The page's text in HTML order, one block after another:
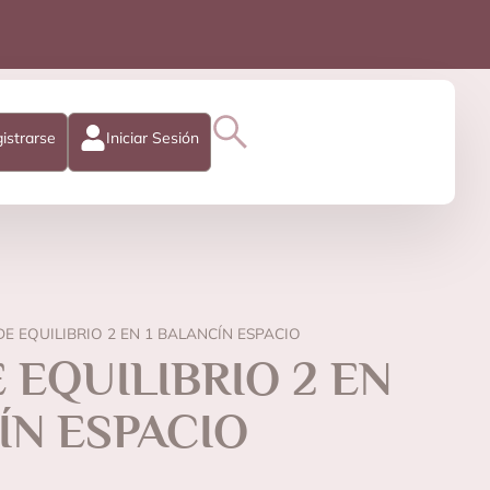
Iniciar Sesión
EQUILIBRIO 2 EN 1 BALANCÍN ESPACIO
EQUILIBRIO 2 EN
ESPACIO